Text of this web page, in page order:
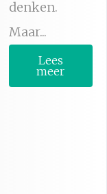
denken.
Maar...
Lees
meer